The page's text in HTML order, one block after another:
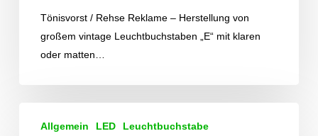
Tönisvorst / Rehse Reklame – Herstellung von
großem vintage Leuchtbuchstaben „E“ mit klaren
oder matten…
Allgemein LED Leuchtbuchstabe